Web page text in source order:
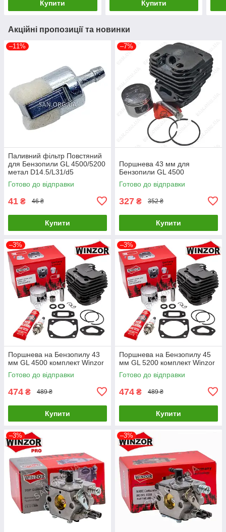
Купити Купити
Акційні пропозиції та новинки
–11%
Паливний фільтр Повстяний
для Бензопили GL 4500/5200
метал D14.5/L31/d5
Готово до відправки
41 ₴ 46 ₴
Купити
–7%
Поршнева 43 мм для
Бензопили GL 4500
Готово до відправки
327 ₴ 352 ₴
Купити
–3%
Поршнева на Бензопилу 43
мм GL 4500 комплект Winzor
Готово до відправки
474 ₴ 489 ₴
Купити
–3%
Поршнева на Бензопилу 45
мм GL 5200 комплект Winzor
Готово до відправки
474 ₴ 489 ₴
Купити
–3% –3%